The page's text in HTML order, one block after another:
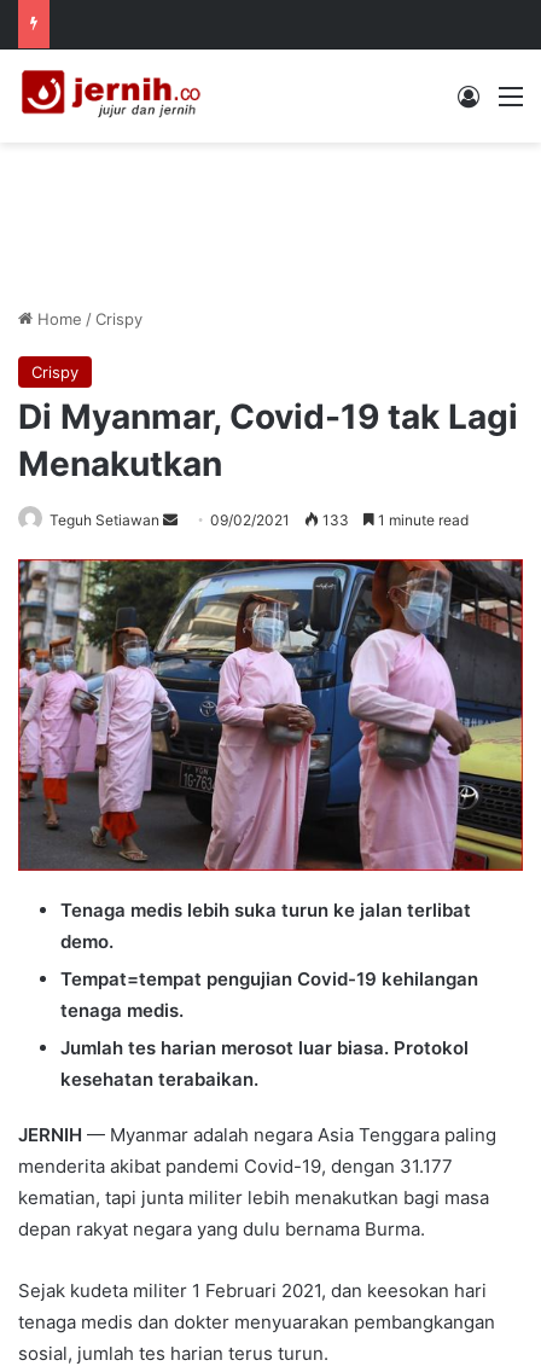
Log In
Home /Crispy
Crispy
Di Myanmar, Covid-19 tak Lagi
Menakutkan
Teguh Setiawan
Send
email
09/02/2021 133 1 minute read
Tenaga medis lebih suka turun ke jalan terlibat
demo.
Tempat=tempat pengujian Covid-19 kehilangan
tenaga medis.
Jumlah tes harian merosot luar biasa. Protokol
kesehatan terabaikan.
JERNIH — Myanmar adalah negara Asia Tenggara paling
menderita akibat pandemi Covid-19, dengan 31.177
kematian, tapi junta militer lebih menakutkan bagi masa
depan rakyat negara yang dulu bernama Burma.
Sejak kudeta militer 1 Februari 2021, dan keesokan hari
tenaga medis dan dokter menyuarakan pembangkangan
sosial, jumlah tes harian terus turun.